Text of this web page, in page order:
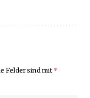
Felder sind mit *